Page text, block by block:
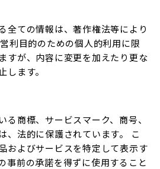
全ての情報は、著作権法等により
利目的のための個人的利用に限
すが、内容に変更を加えたり更な
します。
る商標、サービスマーク、商号、
、法的に保護されています。 こ
およびサービスを特定して表示す
事前の承諾を得ずに使用すること